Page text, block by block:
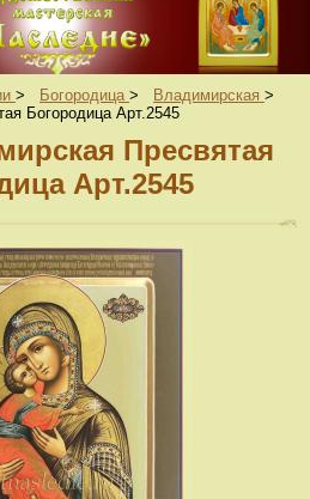
> Богородица > Владимирская >
Богородица Арт.2545
Пресвятая
Арт.2545